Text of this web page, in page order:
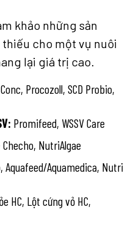
khảo những sản
cho một vụ nuôi
lại giá trị cao.
Procozoll, SCD Probio,
Promifeed, WSSV Care
Checho, NutriAlgae
Aquafeed/Aquamedica, Nutri
HC, Lột cứng vỏ HC,